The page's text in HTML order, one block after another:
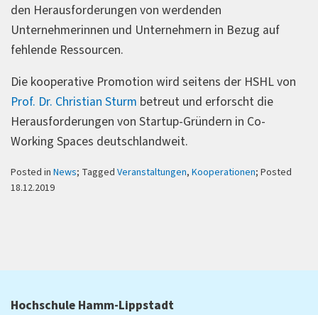
den Herausforderungen von werdenden
Unternehmerinnen und Unternehmern in Bezug auf
fehlende Ressourcen.
Die kooperative Promotion wird seitens der HSHL von
Prof. Dr. Christian Sturm betreut und erforscht die
Herausforderungen von Startup-Gründern in Co-
Working Spaces deutschlandweit.
Posted in News; Tagged Veranstaltungen, Kooperationen; Posted
18.12.2019
Hochschule Hamm-Lippstadt